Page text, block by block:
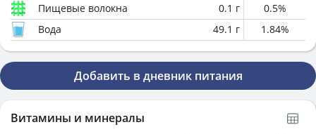
Пищевые волокна
0.1 г 0.5%
Вода
49.1 г 1.84%
Добавить в дневник питания
Витамины и минералы